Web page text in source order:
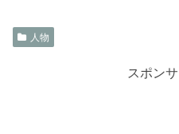
人物
スポン